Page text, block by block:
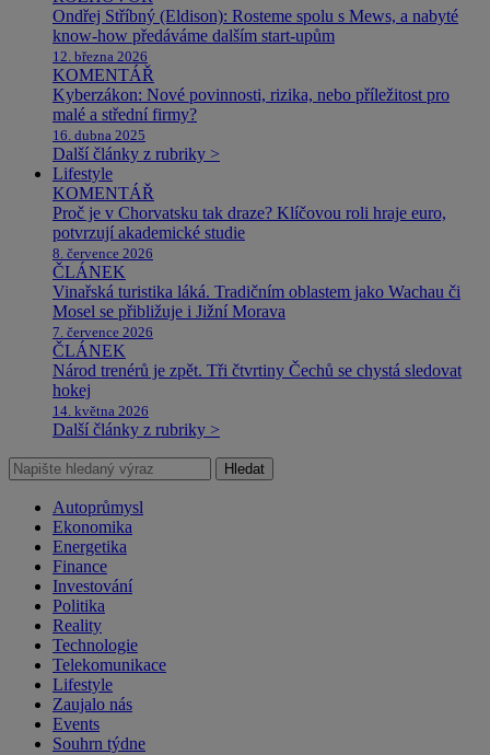
Ondřej Stříbný (Eldison): Rosteme spolu s Mews, a nabyté
know-how předáváme dalším start-upům
12. března 2026
KOMENTÁŘ
Kyberzákon: Nové povinnosti, rizika, nebo příležitost pro
malé a střední firmy?
16. dubna 2025
Další články z rubriky >
Lifestyle
KOMENTÁŘ
Proč je v Chorvatsku tak draze? Klíčovou roli hraje euro,
potvrzují akademické studie
8. července 2026
ČLÁNEK
Vinařská turistika láká. Tradičním oblastem jako Wachau či
Mosel se přibližuje i Jižní Morava
7. července 2026
ČLÁNEK
Národ trenérů je zpět. Tři čtvrtiny Čechů se chystá sledovat
hokej
14. května 2026
Další články z rubriky >
Hledat
Autoprůmysl
Ekonomika
Energetika
Finance
Investování
Politika
Reality
Technologie
Telekomunikace
Lifestyle
Zaujalo nás
Events
Souhrn týdne